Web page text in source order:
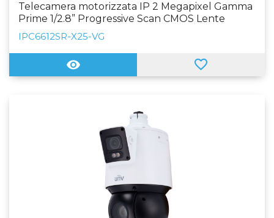
Telecamera motorizzata IP 2 Megapixel Gamma
Prime 1/2.8” Progressive Scan CMOS Lente
5~125mm (33X) Auto Iris IR LED Portata 150 m |
WDR Funzioni Intelligenti SIP
IPC6612SR-X25-VG